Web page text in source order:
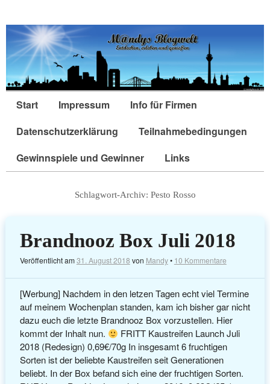
Start Impressum
Info für Firmen
Datenschutzerklärung
Teilnahmebedingungen
Gewinnspiele und Gewinner
Links
Schlagwort-Archiv: Pesto Rosso
Brandnooz Box Juli 2018
Veröffentlicht am31. August 2018 von Mandy• 10 Kommentare
[Werbung] Nachdem in den letzen Tagen echt viel Termine
auf meinem Wochenplan standen, kam ich bisher gar nicht
dazu euch die letzte Brandnooz Box vorzustellen. Hier
kommt der Inhalt nun.
FRITT Kaustreifen Launch Juli
2018 (Redesign) 0,69€/70g In insgesamt 6 fruchtigen
Sorten ist der beliebte Kaustreifen seit Generationen
beliebt. In der Box befand sich eine der fruchtigen Sorten.